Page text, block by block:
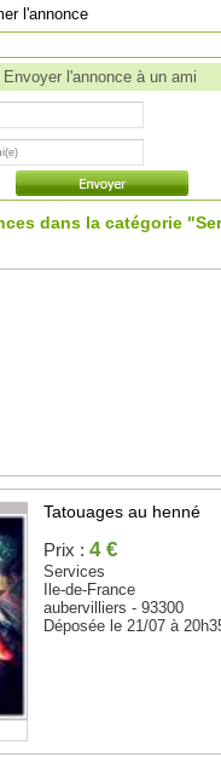
l'annonce
Envoyer l'annonce à un ami
dans la catégorie
Tatouages au henné
Prix : 4 €
Services
Ile-de-France
aubervilliers - 93300
Déposée le 21/07 à